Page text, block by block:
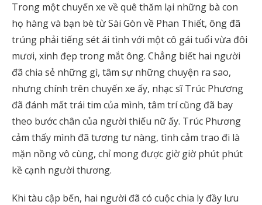
Trong một chuyến xe về quê thăm lại những bà con
họ hàng và bạn bè từ Sài Gòn về Phan Thiết, ông đã
trúng phải tiếng sét ái tình với một cô gái tuổi vừa đôi
mươi, xinh đẹp trong mắt ông. Chẳng biết hai người
đã chia sẻ những gì, tâm sự những chuyện ra sao,
nhưng chính trên chuyến xe ấy, nhạc sĩ Trúc Phương
đã đánh mất trái tim của mình, tâm trí cũng đã bay
theo bước chân của người thiếu nữ ấy. Trúc Phương
cảm thấy mình đã tương tư nàng, tình cảm trao đi là
mặn nồng vô cùng, chỉ mong được giờ giờ phút phút
kề cạnh người thương.
Khi tàu cập bến, hai người đã có cuộc chia ly đầy lưu